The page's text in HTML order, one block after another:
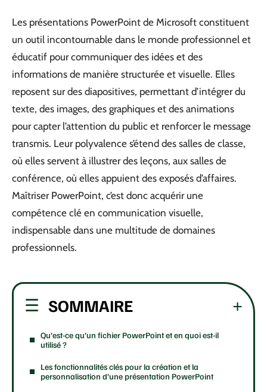
Les présentations PowerPoint de Microsoft constituent
un outil incontournable dans le monde professionnel et
éducatif pour communiquer des idées et des
informations de manière structurée et visuelle. Elles
reposent sur des diapositives, permettant d’intégrer du
texte, des images, des graphiques et des animations
pour capter l’attention du public et renforcer le message
transmis. Leur polyvalence s’étend des salles de classe,
où elles servent à illustrer des leçons, aux salles de
conférence, où elles appuient des exposés d’affaires.
Maîtriser PowerPoint, c’est donc acquérir une
compétence clé en communication visuelle,
indispensable dans une multitude de domaines
professionnels.
SOMMAIRE
Qu’est-ce qu’un fichier PowerPoint et en quoi est-il
utilisé ?
Les fonctionnalités clés pour la création et la
personnalisation d’une présentation PowerPoint